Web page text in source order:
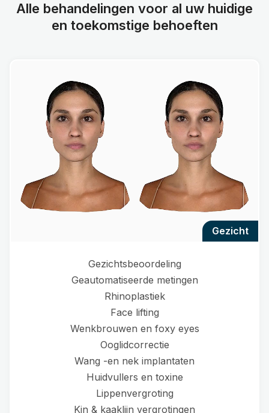
Alle behandelingen voor al uw huidige
en toekomstige behoeften
gezicht
Gezichtsbeoordeling
Geautomatiseerde metingen
Rhinoplastiek
Face lifting
Wenkbrouwen en foxy eyes
Ooglidcorrectie
Wang -en nek implantaten
Huidvullers en toxine
Lippenvergroting
Kin & kaaklijn vergrotingen